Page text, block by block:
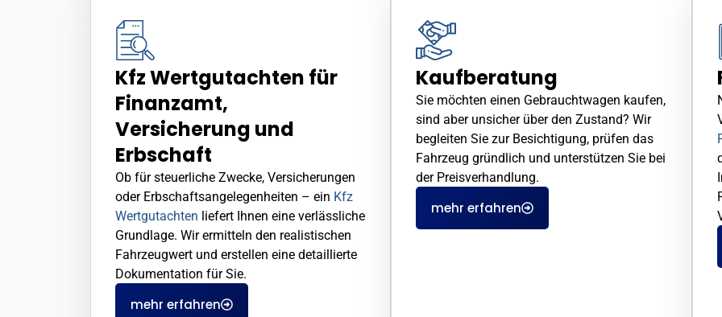
Kfz Wertgutachten für
Finanzamt,
Versicherung und
Erbschaft
Ob für steuerliche Zwecke, Versicherungen
oder Erbschaftsangelegenheiten – ein Kfz
Wertgutachten liefert Ihnen eine verlässliche
Grundlage. Wir ermitteln den realistischen
Fahrzeugwert und erstellen eine detaillierte
Dokumentation für Sie.
mehr erfahren
Kaufberatung
Sie möchten einen Gebrauchtwagen kaufen,
sind aber unsicher über den Zustand? Wir
begleiten Sie zur Besichtigung, prüfen das
Fahrzeug gründlich und unterstützen Sie bei
der Preisverhandlung.
mehr erfahren